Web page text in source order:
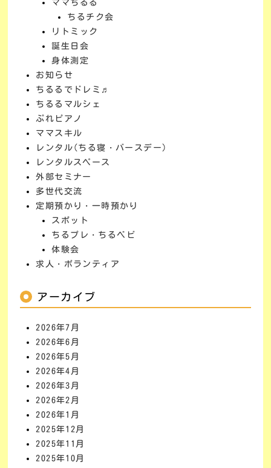
ママちるる
ちるチク会
リトミック
誕生日会
身体測定
お知らせ
ちるるでドレミ♬
ちるるマルシェ
ぷれピアノ
ママスキル
レンタル(ちる寝・バースデー)
レンタルスペース
外部セミナー
多世代交流
定期預かり・一時預かり
スポット
ちるプレ・ちるベビ
体験会
求人・ボランティア
アーカイブ
2026年7月
2026年6月
2026年5月
2026年4月
2026年3月
2026年2月
2026年1月
2025年12月
2025年11月
2025年10月